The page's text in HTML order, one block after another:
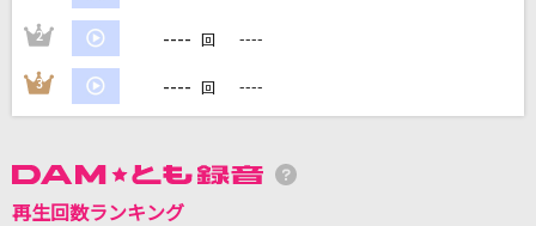
カラオケ最新情報をチェック！
2 ---- 回 ----
3 ---- 回 ----
再生回数ランキング